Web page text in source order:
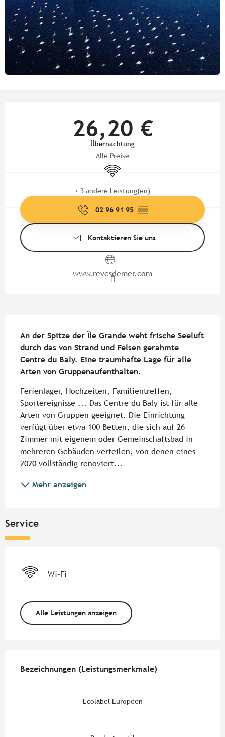
26,20 €
Übernachtung
Alle Preise
Wi-Fi
+ 3 andere Leistung(en)
02 96 91 95 ▒▒
Kontaktieren Sie uns
www.revesdemer.com
An der Spitze der Île Grande weht frische Seeluft
durch das von Strand und Felsen gerahmte
Centre du Baly. Eine traumhafte Lage für alle
Arten von Gruppenaufenthalten.
Ferienlager, Hochzeiten, Familientreffen,
Sportereignisse ... Das Centre du Baly ist für alle
Arten von Gruppen geeignet. Die Einrichtung
verfügt über etwa 100 Betten, die sich auf 26
Zimmer mit eigenem oder Gemeinschaftsbad in
mehreren Gebäuden verteilen, von denen eines
2020 vollständig renoviert...
Mehr anzeigen
Service
Wi-Fi
Alle Leistungen anzeigen
Bezeichnungen (Leistungsmerkmale)
Bezeichnungen (Leistungsmerkmale)
Ecolabel Européen